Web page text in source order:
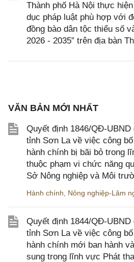
Thành phố Hà Nội thực
dục pháp luật phù hợp với
đồng bào dân tộc thiểu số
2026 - 2035” trên địa bàn
VĂN BẢN MỚI NHẤT
Quyết định 1846/QĐ-UBND
tỉnh Sơn La về việc công
hành chính bị bãi bỏ trong
thuộc phạm vi chức năng
Sở Nông nghiệp và Môi
Hành chính Nông nghiệp-Lâm
Quyết định 1844/QĐ-UBND
tỉnh Sơn La về việc công
hành chính mới ban hành
sung trong lĩnh vực Phát